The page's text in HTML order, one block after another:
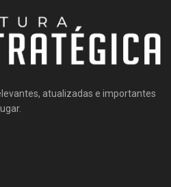
atualizadas e importantes